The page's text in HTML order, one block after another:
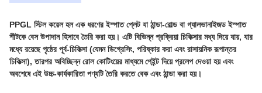
PPGL স্টিল কয়েল হল এক ধরণের ইস্পাত প্লেট যা ঠান্ডা-রোল্ড বা গ্যালভানাইজড ইস্পাত
শীটকে বেস উপাদান হিসাবে তৈরি করা হয়। এটি বিভিন্ন প্রক্রিয়া চিকিত্সার মধ্য দিয়ে যায়, যার
মধ্যে রয়েছে পৃষ্ঠের পূর্ব-চিকিত্সা (যেমন ডিগ্রেসিং, পরিষ্কার করা এবং রাসায়নিক রূপান্তর
চিকিত্সা), তারপর অবিচ্ছিন্ন রোল কোটিংয়ের মাধ্যমে পেইন্ট দিয়ে প্রলেপ দেওয়া হয় এবং
অবশেষে এই উচ্চ-কার্যকারিতা পণ্যটি তৈরি করতে বেক এবং ঠান্ডা করা হয়।